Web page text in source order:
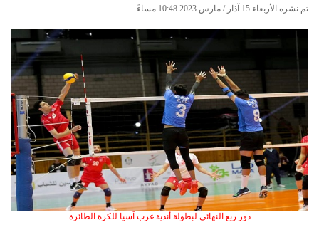
تم نشره الأربعاء 15 آذار / مارس 2023 10:48 مساءً
دور ربع النهائي لبطولة أندية غرب آسيا للكرة الطائرة